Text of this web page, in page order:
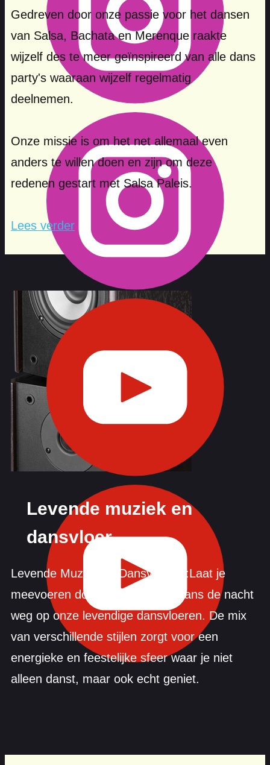
Gedreven door onze passie voor het dansen
van Salsa, Bachata en Merenque raakte
wijzelf des te meer geïnspireerd van alle dans
party's waaraan wijzelf regelmatig
deelnemen.
Onze missie is om het net allemaal even
anders te willen doen en zijn om deze
redenen gestart met Salsa Paleis.
Lees verder
Levende muziek en
dansvloer
Levende Muziek en Dansvloeren:Laat je
meevoeren door de muziek en dans de nacht
weg op onze levendige dansvloeren. De mix
van verschillende stijlen zorgt voor een
energieke en feestelijke sfeer waar je niet
alleen danst, maar ook echt geniet.